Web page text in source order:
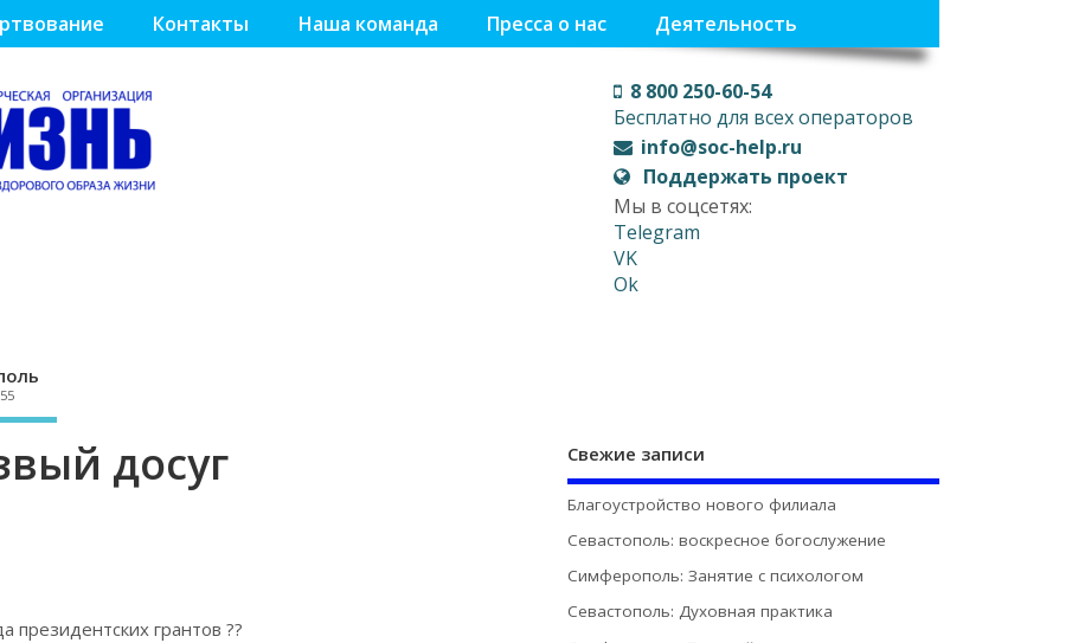
Контакты Наша команда Пресса о нас Деятельность
8 800 250-60-54
Бесплатно для всех операторов
info@soc-help.ru
Поддержать проект
Мы в соцсетях:
Telegram
VK
Ok
досуг
грантов ??
Свежие записи
Благоустройство нового филиала
Севастополь: воскресное богослужение
Симферополь: Занятие с психологом
Севастополь: Духовная практика